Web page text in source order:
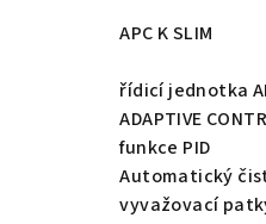
APC K SLIM
řídicí jednotka
ADAPTIVE
funkce PID
Automatický
vyvažovací